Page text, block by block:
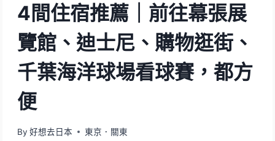
4間住宿推薦｜前往幕張展
覽館、迪士尼、購物逛街、
千葉海洋球場看球賽，都方
便
By 好想去日本 東京．關東